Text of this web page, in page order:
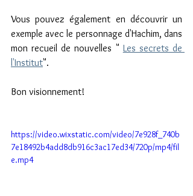
Vous pouvez également en découvrir un
exemple avec le personnage d'Hachim, dans
mon recueil de nouvelles " Les secrets de
l'Institut".
Bon visionnement!
https://video.wixstatic.com/video/7e928f_740b
7e18492b4add8db916c3ac17ed34/720p/mp4/fil
e.mp4